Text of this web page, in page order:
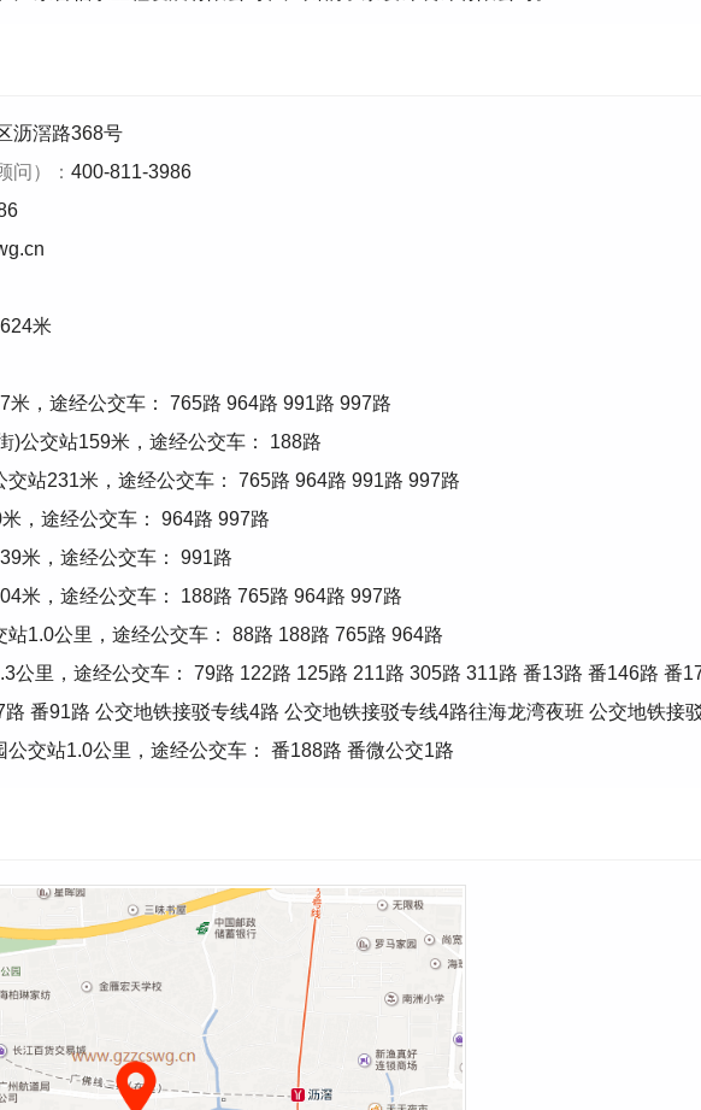
沥滘路368号
问）： 400-811-3986
米
米，途经公交车： 765路 964路 991路 997路
)公交站159米，途经公交车： 188路
交站231米，途经公交车： 765路 964路 991路 997路
，途经公交车： 964路 997路
米，途经公交车： 991路
米，途经公交车： 188路 765路 964路 997路
站1.0公里，途经公交车： 88路 188路 765路 964路
公里，途经公交车： 79路 122路 125路 211路 305路 311路 番13路 番146路 番
番91路 公交地铁接驳专线4路 公交地铁接驳专线4路往海龙湾夜班 公交地铁接
公交站1.0公里，途经公交车： 番188路 番微公交1路